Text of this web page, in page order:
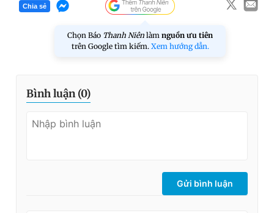
Chia sẻ
Chọn Báo Thanh Niên làm nguồn ưu tiên
trên Google tìm kiếm. Xem hướng dẫn.
Bình luận (0)
Gửi bình luận